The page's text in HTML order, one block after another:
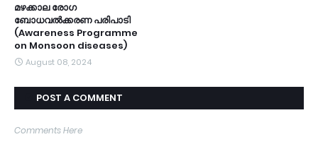
മഴക്കാല രോഗ
ബോധവൽക്കരണ പരിപാടി
(Awareness Programme
on Monsoon diseases)
August 08, 2024
POST A COMMENT
Comments Here